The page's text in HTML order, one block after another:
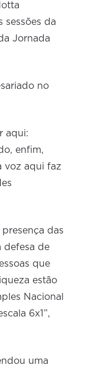
sessões da
Jornada
no
aqui:
enfim,
voz aqui faz
das
defesa de
que
estão
Nacional
6x1”,
uma